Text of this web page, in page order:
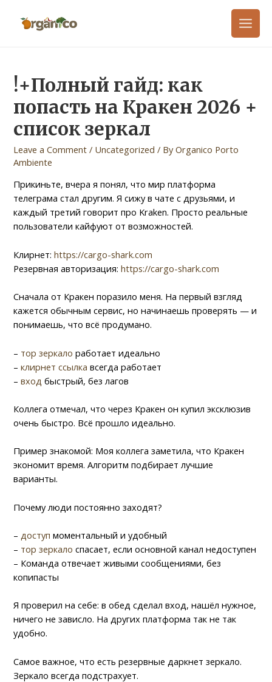
!+Полный гайд: как
попасть на Кракен 2026 +
список зеркал
Leave a Comment / Uncategorized / ByOrganico Porto
Ambiente
Прикиньте, вчера я понял, что мир платформа
телеграма стал другим. Я сижу в чате с друзьями, и
каждый третий говорит про Kraken. Просто реальные
пользователи кайфуют от возможностей.
Клирнет:https://cargo-shark.com
Резервная авторизация:https://cargo-shark.com
Сначала от Кракен поразило меня. На первый взгляд
кажется обычным сервис, но начинаешь проверять — и
понимаешь, что всё продумано.
– тор зеркало работает идеально
–клирнет ссылка всегда работает
–вход быстрый, без лагов
Коллега отмечал, что через Кракен он купил эксклюзив
очень быстро. Всё прошло идеально.
Пример знакомой: Моя коллега заметила, что Кракен
экономит время. Алгоритм подбирает лучшие
варианты.
Почему люди постоянно заходят?
– доступ моментальный и удобный
– тор зеркало спасает, если основной канал недоступен
– Команда отвечает живыми сообщениями, без
копипасты
Я проверил на себе: в обед сделал вход, нашёл нужное,
ничего не зависло. На других платформа так не так
удобно.
Самое важное, что есть резервные даркнет зеркало.
Зеркало всегда подстрахует.